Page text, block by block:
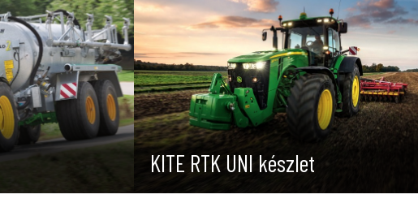
KITE RTK UNI készlet